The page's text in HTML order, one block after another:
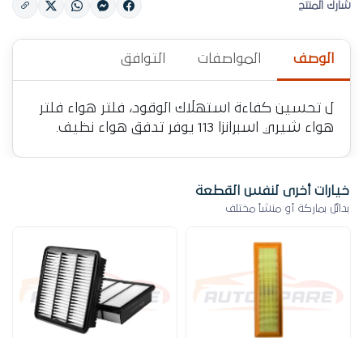
شارك المنتج
الوصف المواصفات التوافق
ل تحسين كفاءة استهلاك الوقود، فلتر هواء فلتر
هواء شيري اسبرانزا 113 يوفر تدفق هواء نظيف.
خيارات أخرى لنفس القطعة
بدائل بماركة أو منشأ مختلف